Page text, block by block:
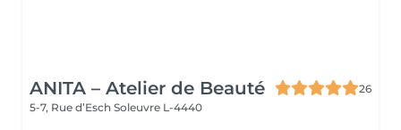
ANITA – Atelier de Beauté
26
5-7, Rue d’Esch Soleuvre L-4440